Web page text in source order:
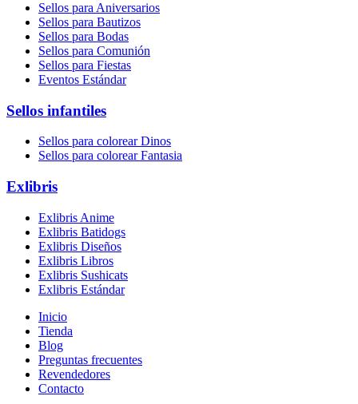
Sellos para Aniversarios
Sellos para Bautizos
Sellos para Bodas
Sellos para Comunión
Sellos para Fiestas
Eventos Estándar
Sellos infantiles
Sellos para colorear Dinos
Sellos para colorear Fantasia
Exlibris
Exlibris Anime
Exlibris Batidogs
Exlibris Diseños
Exlibris Libros
Exlibris Sushicats
Exlibris Estándar
Inicio
Tienda
Blog
Preguntas frecuentes
Revendedores
Contacto